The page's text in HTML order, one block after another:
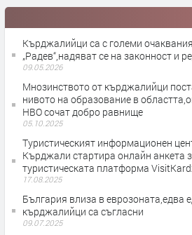
Кърджалийци са с големи
„Радев“,надяват се на законност и
09.05.2026
Мнозинството от кърджалийци
нивото на образование в
НВО сочат добро равнище
05.10.2025
Туристическият информационен
Кърджали стартира онлайн анкета
туристическата платформа
17.08.2025
България влиза в еврозоната,едва
кърджалийци са съгласни
09.07.2025